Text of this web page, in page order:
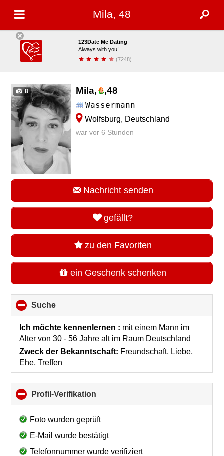
Mila, 48
123Date Me Dating
Always with you!
(7248)
8
Mila, ,48
Wassermann
Wolfsburg, Deutschland
war vor 6 Stunden
Nachricht senden
gefällt?
zu den Favoriten
ein Geschenk schenken
Suche
to
collapse
contents
Ich möchte kennenlernen : mit einem Mann im
Alter von 30 - 56 Jahre alt im Raum Deutschland
Zweck der Bekanntschaft: Freundschaft, Liebe,
Ehe, Treffen
Profil-Verifikation
to
contents
Foto wurden geprüft
E-Mail wurde bestätigt
Telefonnummer wurde verifiziert